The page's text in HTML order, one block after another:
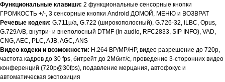
Функциональные клавиши: 2 функциональные сенсорные кнопки
ГРОМКОСТЬ +/-, 3 сенсорные кнопки Android ДОМОЙ, МЕНЮ и ВОЗВРАТ
Речевые кодеки: G.711µ/a, G.722 (широкополосный), G.726-32, iLBC, Opus,
G.729A/B, внутри- и внеполосный DTMF (In audio, RFC2833, SIP INFO), VAD,
CNG, AEC, PLC, AJB, AGC, ANS
Видео кодеки и возможности: H.264 BP/MP/HP, видео разрешение до 720p,
частота кадров до 30 fps, битрейт до 2Мбит/с, проведение 3-сторонних видео
конференций (720p@30fps), подавление мерцания, автофокус и
автоматическая экспозиция